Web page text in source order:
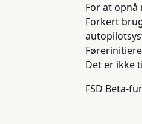
For at opnå
Forkert
Det er ikke
FSD Beta-